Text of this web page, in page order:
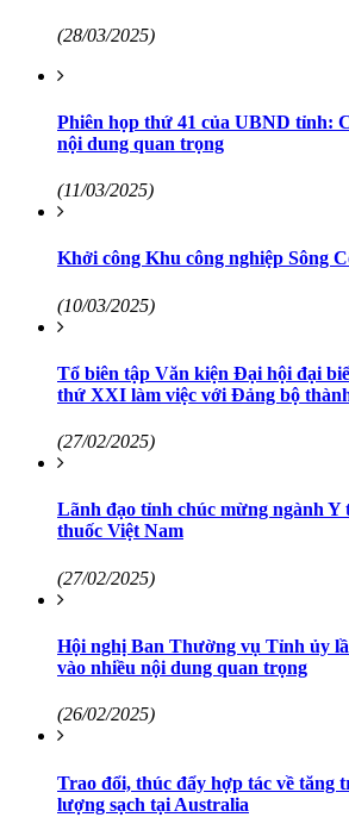
(28/03/2025)
Phiên họp thứ 41 của UBND tỉnh:
nội dung quan trọng
(11/03/2025)
Khởi công Khu công nghiệp Sông
(10/03/2025)
Tổ biên tập Văn kiện Đại hội đại
thứ XXI làm việc với Đảng bộ
(27/02/2025)
Lãnh đạo tỉnh chúc mừng ngành Y
thuốc Việt Nam
(27/02/2025)
Hội nghị Ban Thường vụ Tỉnh ủy
vào nhiều nội dung quan trọng
(26/02/2025)
Trao đổi, thúc đẩy hợp tác về tăng
lượng sạch tại Australia